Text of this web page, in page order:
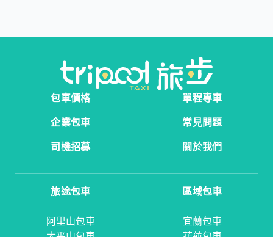
包車價格
單程專車
企業包車
常見問題
司機招募
關於我們
旅途包車
阿里山包車
區域包車
宜蘭包車